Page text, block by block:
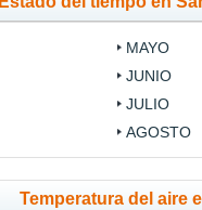
MAYO
JUNIO
JULIO
AGOSTO
Temperatura del aire